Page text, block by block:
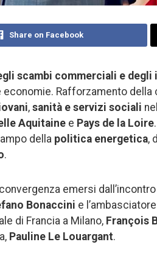
Share on Facebook
scambi commerciali e
Rafforzamento della
, sanità e servizi sociali
Aquitaine e Pays de la Loire
della politica energetica,
.
emersi
Bonaccini e
di Francia a Milano, François
Pauline Le Louargant.